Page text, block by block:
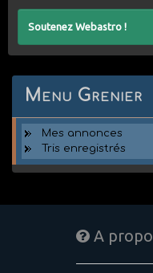
Soutenez Webastro !
Menu Grenier
Mes annonces
Tris enregistrés
A